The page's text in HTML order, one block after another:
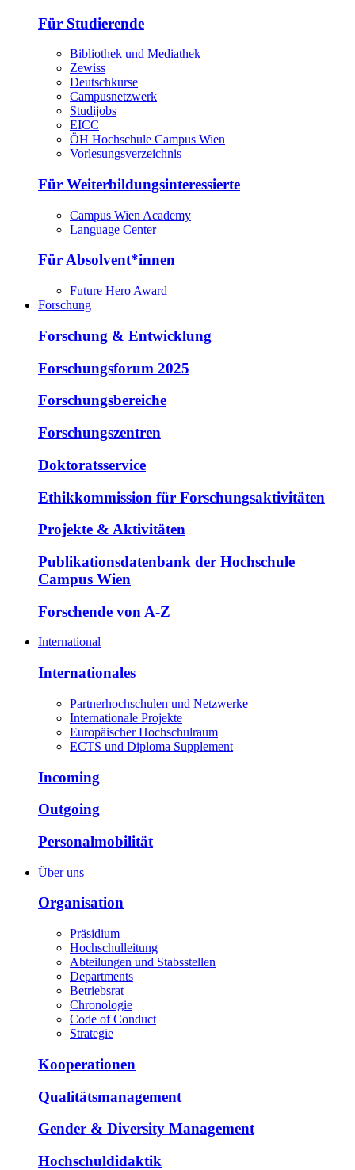
Für Studierende
Bibliothek und Mediathek
Zewiss
Deutschkurse
Campusnetzwerk
Studijobs
EICC
ÖH Hochschule Campus Wien
Vorlesungsverzeichnis
Für Weiterbildungsinteressierte
Campus Wien Academy
Language Center
Für Absolvent*innen
Future Hero Award
Forschung
Forschung & Entwicklung
Forschungsforum 2025
Forschungsbereiche
Forschungszentren
Doktoratsservice
Ethikkommission für Forschungsaktivitäten
Projekte & Aktivitäten
Publikationsdatenbank der Hochschule
Campus Wien
Forschende von A-Z
International
Internationales
Partnerhochschulen und Netzwerke
Internationale Projekte
Europäischer Hochschulraum
ECTS und Diploma Supplement
Incoming
Outgoing
Personalmobilität
Über uns
Organisation
Präsidium
Hochschulleitung
Abteilungen und Stabsstellen
Departments
Betriebsrat
Chronologie
Code of Conduct
Strategie
Kooperationen
Qualitätsmanagement
Gender & Diversity Management
Hochschuldidaktik